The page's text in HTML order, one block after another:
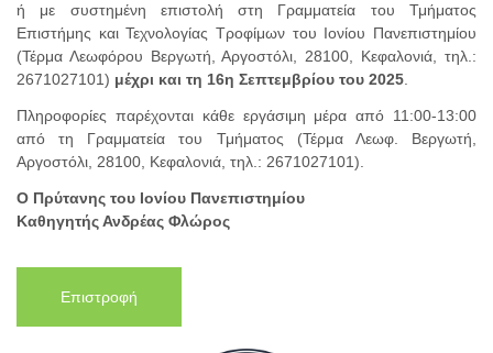
ή με συστημένη επιστολή στη Γραμματεία του Τμήματος
Επιστήμης και Τεχνολογίας Τροφίμων του Ιονίου Πανεπιστημίου
(Τέρμα Λεωφόρου Βεργωτή, Αργοστόλι, 28100, Κεφαλονιά, τηλ.:
2671027101) μέχρι και τη 16η Σεπτεμβρίου του 2025.
Πληροφορίες παρέχονται κάθε εργάσιμη μέρα από 11:00-13:00
από τη Γραμματεία του Τμήματος (Τέρμα Λεωφ. Βεργωτή,
Αργοστόλι, 28100, Κεφαλονιά, τηλ.: 2671027101).
Ο Πρύτανης του Ιονίου Πανεπιστημίου
Καθηγητής Ανδρέας Φλώρος
Επιστροφή